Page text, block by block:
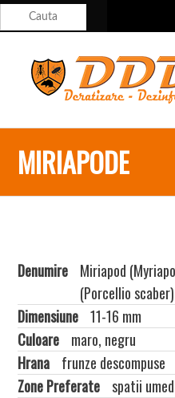
Cont
Sună acum la:
021.9992 (tasta 1
- persoane fizice,
contact@dddnord.ro
SUNĂ ACUM LA: 021.9992 (TASTA 1 -
JURIDICE)
MIRIAPODE
Denumire
Miriapod
(Porcellio scaber)
Dimensiune 11-16 mm
Culoare
maro, negru
Hrana
frunze descompuse
Zone Preferate spatii